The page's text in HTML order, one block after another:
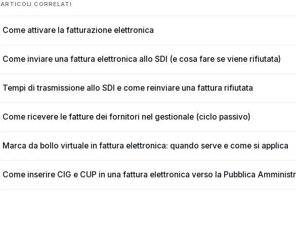
ARTICOLI CORRELATI
Come attivare la fatturazione elettronica
Come inviare una fattura elettronica allo SDI (e cosa fare se viene rifiutata)
Tempi di trasmissione allo SDI e come reinviare una fattura rifiutata
Come ricevere le fatture dei fornitori nel gestionale (ciclo passivo)
Marca da bollo virtuale in fattura elettronica: quando serve e come si applica
Come inserire CIG e CUP in una fattura elettronica verso la Pubblica